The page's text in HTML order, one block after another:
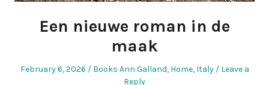
Een nieuwe roman in de
maak
Posted
February 6, 2026
Posted
Books Ann Galland, Home, Italy
Leave a
Reply